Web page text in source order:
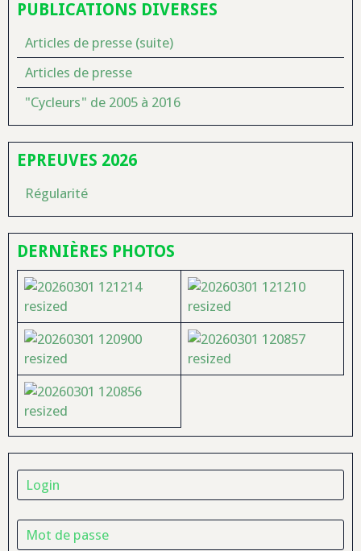
PUBLICATIONS DIVERSES
Articles de presse (suite)
Articles de presse
"Cycleurs" de 2005 à 2016
EPREUVES 2026
Régularité
DERNIÈRES PHOTOS